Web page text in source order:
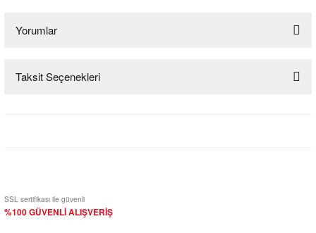
Yorumlar
Taksit Seçenekleri
SSL sertifikası ile güvenli
%100 GÜVENLİ ALIŞVERİŞ